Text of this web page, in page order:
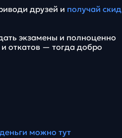
друзей и получай
экзамены и полноценно
откатов — тогда добро
можно тут